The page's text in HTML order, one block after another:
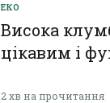
ЕКО
Висока
цікавим і
2 хв на прочитання